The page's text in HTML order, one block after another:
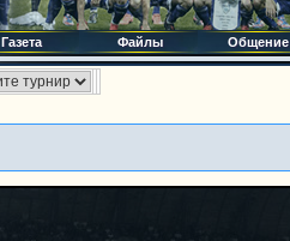
Газета Файлы Общение